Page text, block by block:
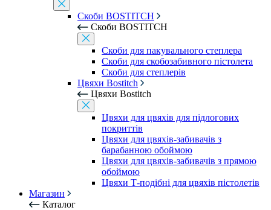
Скоби BOSTITCH
Скоби BOSTITCH
Скоби для пакувального степлера
Скоби для скобозабивного пістолета
Скоби для степлерів
Цвяхи Bostitch
Цвяхи Bostitch
Цвяхи для цвяхів для підлогових
покриттів
Цвяхи для цвяхів-забивачів з
барабанною обоймою
Цвяхи для цвяхів-забивачів з прямою
обоймою
Цвяхи Т-подібні для цвяхів пістолетів
Магазин
Каталог